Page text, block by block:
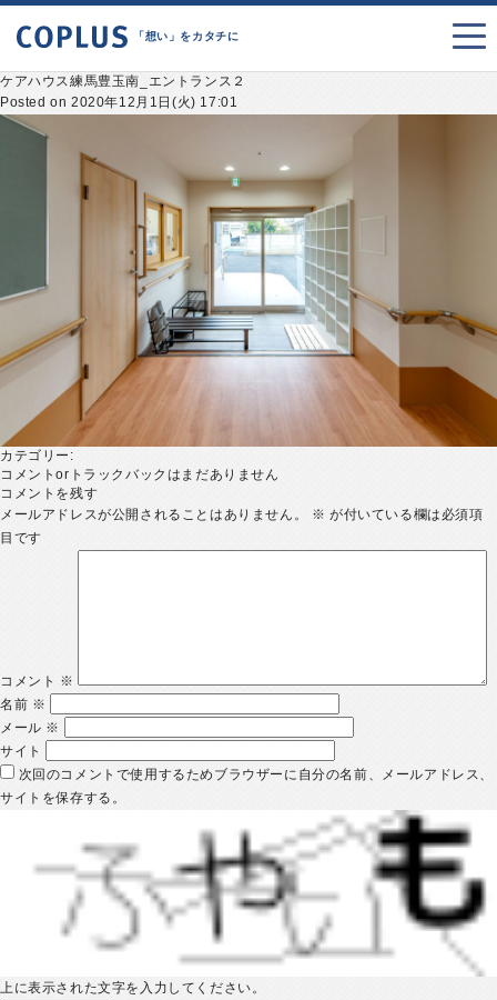
「想い」をカタチに
ケアハウス練馬豊玉南_エントランス２
Posted on 2020年12月1日(火) 17:01
カテゴリー:
コメントorトラックバックはまだありません
コメントを残す
メールアドレスが公開されることはありません。
※ が付いている欄は必須項
目です
コメント ※
名前 ※
メール ※
サイト
次回のコメントで使用するためブラウザーに自分の名前、メールアドレス、
サイトを保存する。
上に表示された文字を入力してください。